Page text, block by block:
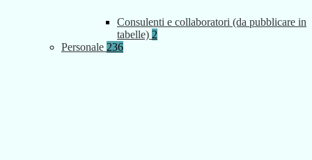
Consulenti e collaboratori (da pubblicare in
tabelle) 2
Personale 236